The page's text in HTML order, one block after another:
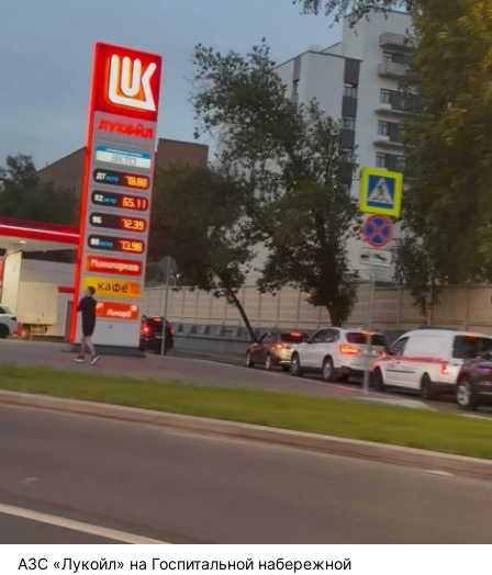
АЗС «Лукойл» на Госпитальной набережной